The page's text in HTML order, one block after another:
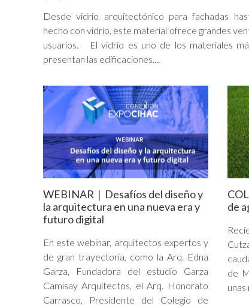
Desde vidrio arquitectónico para fachadas
hecho con vidrio, este material ofrece grandes
usuarios. El vidrio es uno de los materiales
presentan las edificaciones....
WEBINAR｜Desafíos del diseño y
la arquitectura en una nueva era y
futuro digital
En este webinar, arquitectos expertos y
de gran trayectoria, como la Arq. Edna
Garza, Fundadora del estudio Garza
Camisay Arquitectos, el Arq. Honorato
Carrasco, Presidente del Colegio de
de
de
unas